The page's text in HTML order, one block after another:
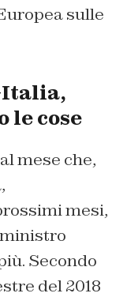
sulle
le cose
mese che,
mesi,
Secondo
del 2018